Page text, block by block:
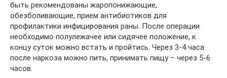
быть рекомендованы жаропонижающие,
обезболивающие, прием антибиотиков для
профилактики инфицирования раны. После операции
необходимо полулежачее или сидячее положение, к
концу суток можно встать и пройтись. Через 3-4 часа
после наркоза можно пить, принимать пищу – через 5-6
часов.